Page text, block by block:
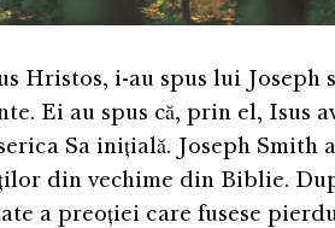
Hristos, i-au spus lui Joseph
Ei au spus că, prin el, Isus
Sa inițială. Joseph Smith
din vechime din Biblie.
a preoției care fusese